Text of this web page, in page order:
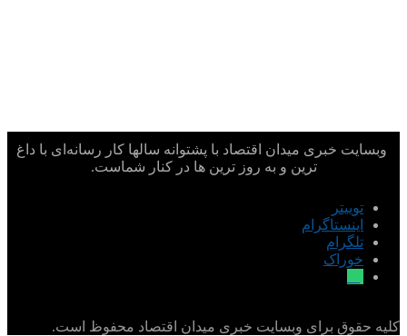
وبسایت خبری میدان اقتصاد با پشتوانه سالها کار رسانه‌ای با داغ
ترین و به روز ترین ها در کنار شماست.
توییتر
اینستاگرام
تلگرام
خوراک
کلیه حقوق برای وبسایت خبری میدان اقتصاد محفوظ است.